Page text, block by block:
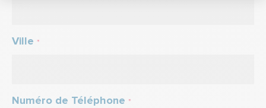
*
Ville
*
Numéro de Téléphone